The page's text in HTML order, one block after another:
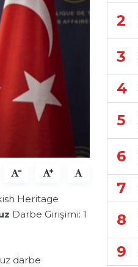
Heritage
Darbe Girişimi: 1
darbe
2
3
4
5
6
7
8
9